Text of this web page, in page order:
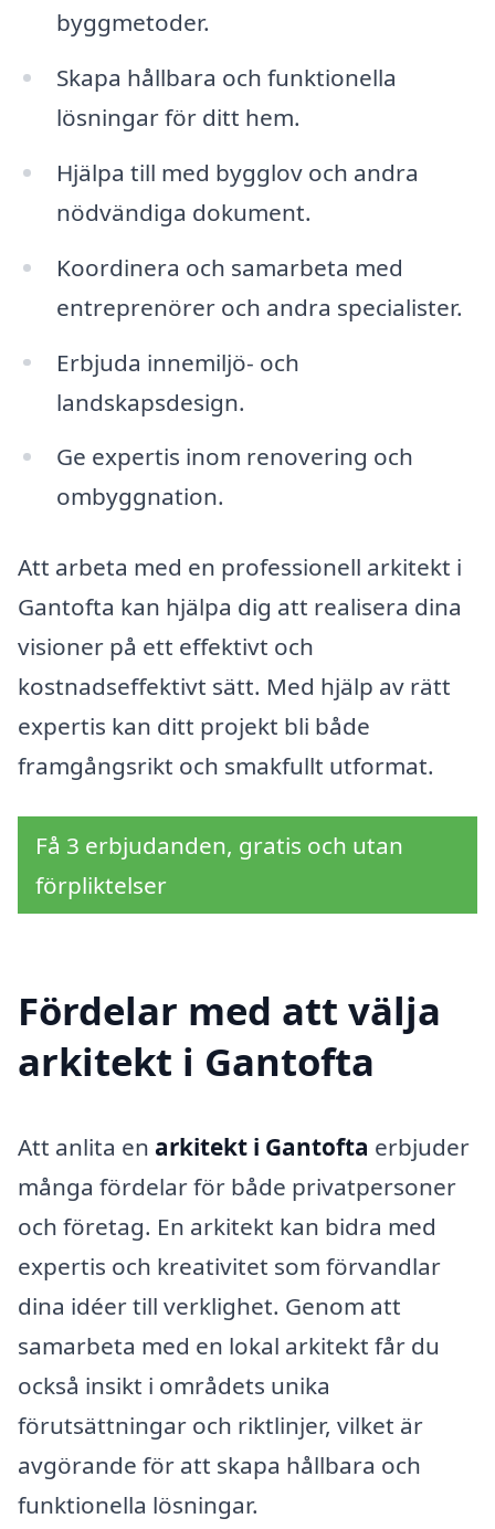
byggmetoder.
Skapa hållbara och funktionella
lösningar för ditt hem.
Hjälpa till med bygglov och andra
nödvändiga dokument.
Koordinera och samarbeta med
entreprenörer och andra specialister.
Erbjuda innemiljö- och
landskapsdesign.
Ge expertis inom renovering och
ombyggnation.
Att arbeta med en professionell arkitekt i
Gantofta kan hjälpa dig att realisera dina
visioner på ett effektivt och
kostnadseffektivt sätt. Med hjälp av rätt
expertis kan ditt projekt bli både
framgångsrikt och smakfullt utformat.
Få 3 erbjudanden, gratis och utan
förpliktelser
Fördelar med att välja
arkitekt i Gantofta
Att anlita en arkitekt i Gantofta erbjuder
många fördelar för både privatpersoner
och företag. En arkitekt kan bidra med
expertis och kreativitet som förvandlar
dina idéer till verklighet. Genom att
samarbeta med en lokal arkitekt får du
också insikt i områdets unika
förutsättningar och riktlinjer, vilket är
avgörande för att skapa hållbara och
funktionella lösningar.